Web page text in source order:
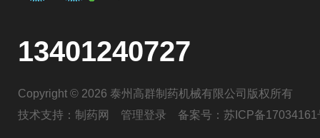
13401240727
Copyright © 2026 泰州高群制药机械有限公司版权所有
技术支持： 制药网 管理登录 备案号： 苏ICP备17034161